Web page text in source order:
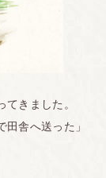
きました。
舎へ送った」